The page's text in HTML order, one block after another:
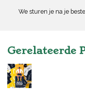
We sturen je na je
Gerelateerde